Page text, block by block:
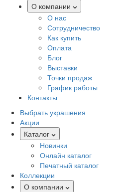
О компании
О нас
Сотрудничество
Как купить
Оплата
Блог
Выставки
Точки продаж
График работы
Контакты
Выбрать украшения
Акции
Каталог
Новинки
Онлайн каталог
Печатный каталог
Коллекции
О компании